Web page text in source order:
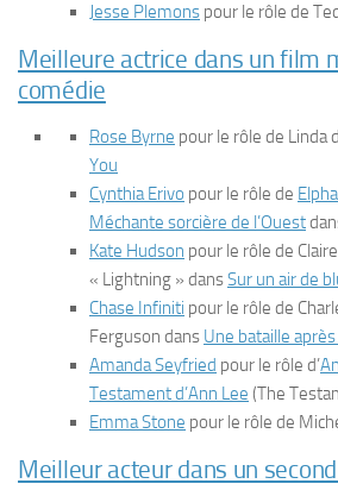
Jesse Plemons pour le rôle de
Meilleure actrice dans un film
comédie
Rose Byrne pour le rôle de Linda
You
Cynthia Erivo pour le rôle de
Méchante sorcière de l’Ouest
Kate Hudson pour le rôle de
« Lightning » dansSur un air de
Chase Infiniti pour le rôle de
Ferguson dans Une bataille après
Amanda Seyfried pour le rôle d’
Testament d’Ann Lee (The
Emma Stone pour le rôle de
Meilleur acteur dans un